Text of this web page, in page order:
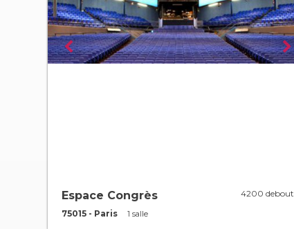
Espace Congrès
75015 - Paris 1 salle
4200 debout